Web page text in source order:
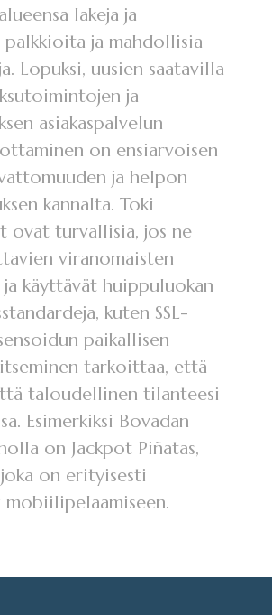
lakeja ja
palkkioita ja mahdollisia
Lopuksi, uusien saatavilla
ja
asiakaspalvelun
on ensiarvoisen
ja helpon
kannalta. Toki
ovat turvallisia, jos ne
viranomaisten
ja käyttävät huippuluokan
kuten SSL-
paikallisen
tarkoittaa, että
taloudellinen tilanteesi
Esimerkiksi Bovadan
on Jackpot Piñatas,
on erityisesti